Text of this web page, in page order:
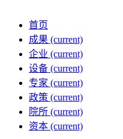
首页
成果 (current)
企业 (current)
设备 (current)
专家 (current)
政策 (current)
院所 (current)
资本 (current)